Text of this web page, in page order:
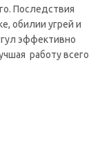
Последствия
обилии угрей и
эффективно
работу всего